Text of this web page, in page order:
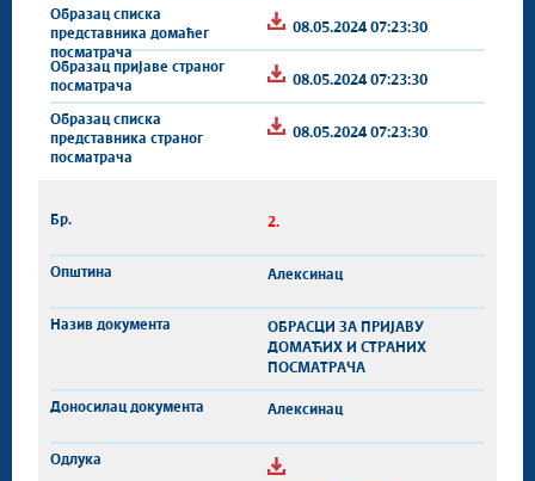
08.05.2024 07:23:30
08.05.2024 07:23:30
08.05.2024 07:23:30
2.
Алексинац
ОБРАСЦИ ЗА ПРИЈАВУ
ДОМАЋИХ И СТРАНИХ
ПОСМАТРАЧА
Алексинац